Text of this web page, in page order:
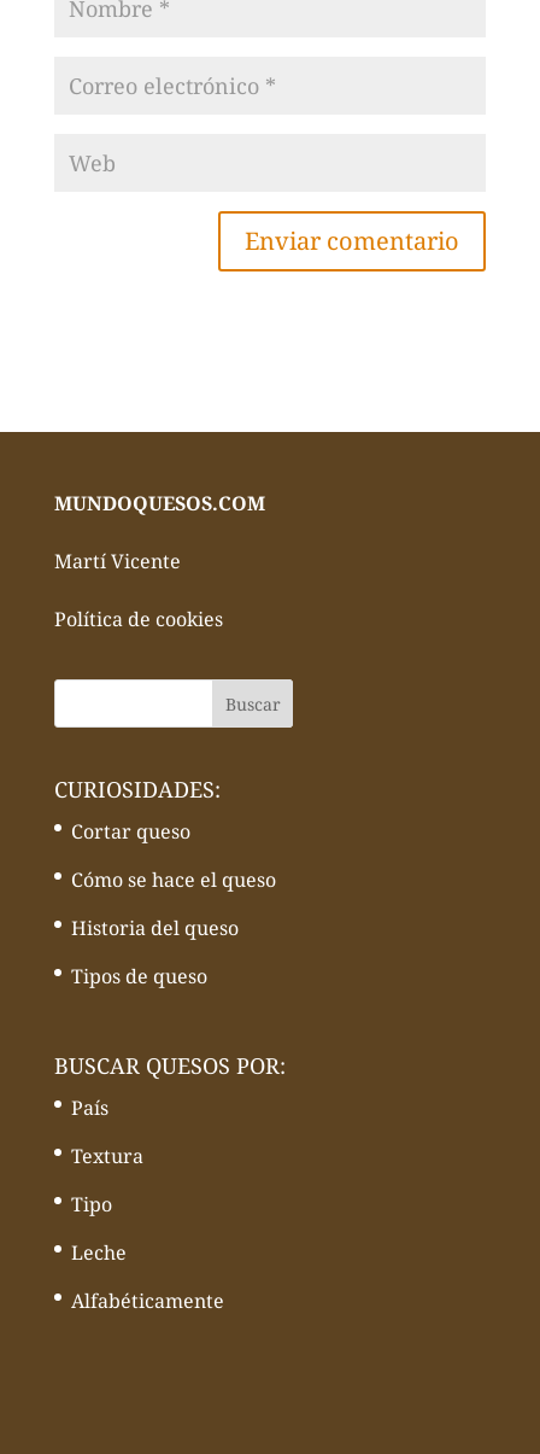
MUNDOQUESOS.COM
Martí Vicente
Política de cookies
CURIOSIDADES:
Cortar queso
Cómo se hace el queso
Historia del queso
Tipos de queso
BUSCAR QUESOS POR:
País
Textura
Tipo
Leche
Alfabéticamente